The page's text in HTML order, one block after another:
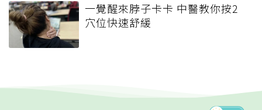
一覺醒來脖子卡卡 中醫教你按2
穴位快速舒緩